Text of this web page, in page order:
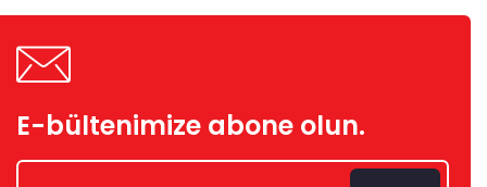
E-bültenimize abone olun.